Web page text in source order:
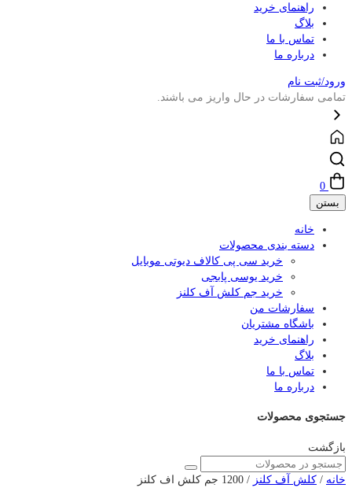
راهنمای خرید
بلاگ
تماس با ما
درباره ما
ورود/ثبت نام
تمامی سفارشات در حال واریز می باشند.
0
بستن
خانه
دسته بندی محصولات
خرید سی پی کالاف دیوتی موبایل
خرید یوسی پابجی
خرید جم کلش آف کلنز
سفارشات من
باشگاه مشتریان
راهنمای خرید
بلاگ
تماس با ما
درباره ما
جستجوی محصولات
بازگشت
خانه / کلش آف کلنز / 1200 جم کلش اف کلنز